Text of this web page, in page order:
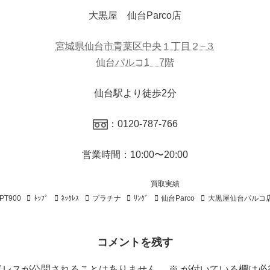
大黒屋 仙台Parco店
宮城県仙台市青葉区中央１丁目２−３
仙台パルコ1 7階
仙台駅より徒歩2分
：0120-787-766
営業時間：10:00〜20:00
買取実績
PT900 ﾄｯﾌﾟ ﾈｯｸﾚｽ プラチナ ﾘﾝｸﾞ 仙台Parco 大黒屋仙台パルコ
コメントを残す